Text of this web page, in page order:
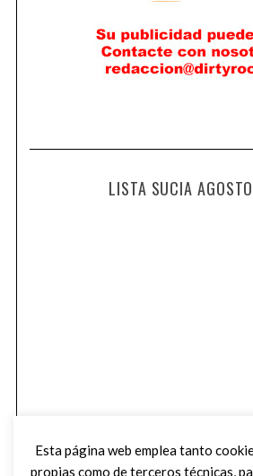
LISTA SUCIA
Esta página web emplea tanto
propias como de terceros técnicas,